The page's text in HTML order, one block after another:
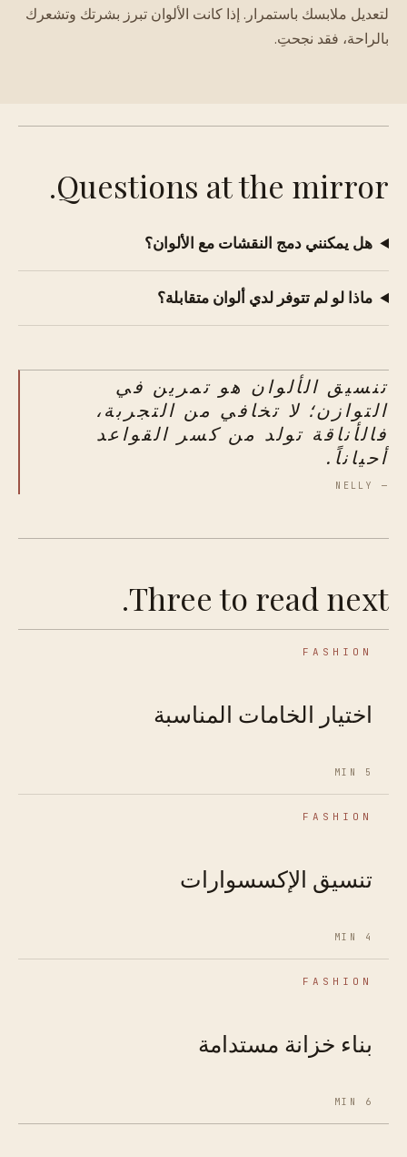
لتعديل ملابسك باستمرار. إذا كانت الألوان تبرز بشرتك وتشعرك
بالراحة، فقد نجحتِ.
Questions at the mirror.
هل يمكنني دمج النقشات مع الألوان؟
ماذا لو لم تتوفر لدي ألوان متقابلة؟
تنسيق الألوان هو تمرين في
التوازن؛ لا تخافي من التجربة،
فالأناقة تولد من كسر القواعد
أحياناً.
— NELLY
Three to read next.
FASHION
اختيار الخامات المناسبة
5 MIN
FASHION
تنسيق الإكسسوارات
4 MIN
FASHION
بناء خزانة مستدامة
6 MIN